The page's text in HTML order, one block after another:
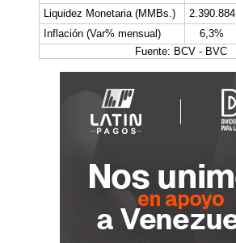
Liquidez Monetaria (MMBs.)
2.390.884
Inflación (Var% mensual)
6,3%
Fuente: BCV - BVC